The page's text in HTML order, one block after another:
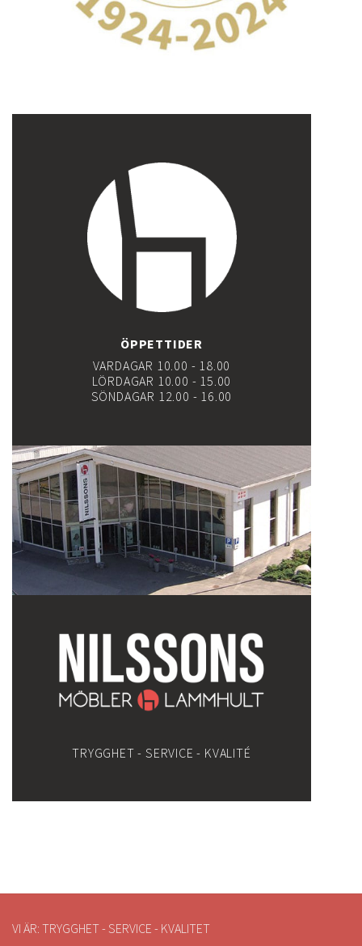
ÖPPETTIDER
VARDAGAR 10.00 - 18.00
LÖRDAGAR 10.00 - 15.00
SÖNDAGAR 12.00 - 16.00
TRYGGHET - SERVICE - KVALITÉ
VI ÄR: TRYGGHET - SERVICE - KVALITET